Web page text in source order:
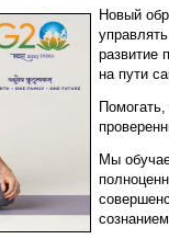
Новый
развитие
на пути
Мы